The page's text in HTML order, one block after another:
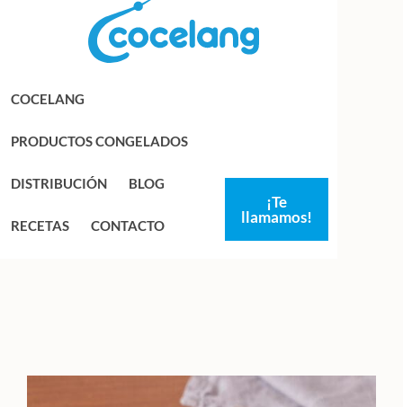
principal
COCELANG
PRODUCTOS CONGELADOS
DISTRIBUCIÓN BLOG
RECETAS CONTACTO
¡Te
llamamos!